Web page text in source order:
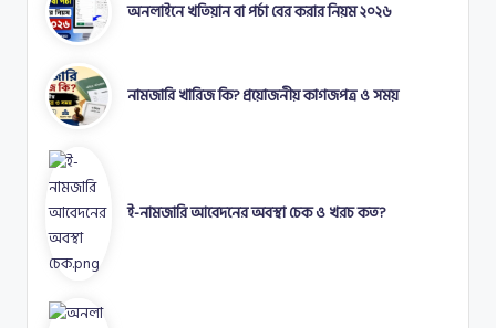
অনলাইনে খতিয়ান বা পর্চা বের করার নিয়ম ২০২৬
নামজারি খারিজ কি? প্রয়োজনীয় কাগজপত্র ও সময়
ই-নামজারি আবেদনের অবস্থা চেক ও খরচ কত?